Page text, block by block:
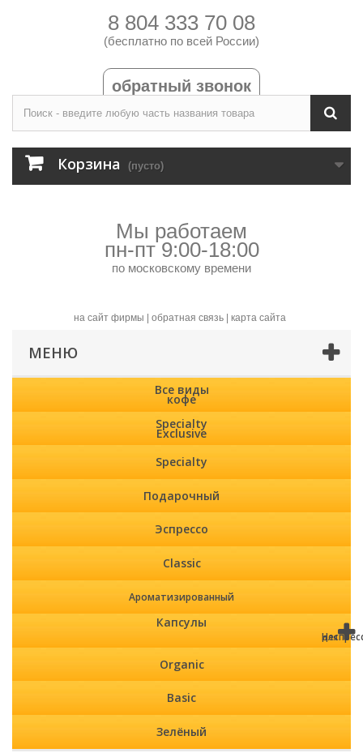
8 804 333 70 08
(бесплатно по всей России)
обратный звонок
Корзина (пусто)
Мы работаем
пн-пт 9:00-18:00
по московскому времени
на сайт фирмы обратная связь карта сайта
МЕНЮ
Все виды
кофе
Specialty
Exclusive
Specialty
Подарочный
Эспрессо
Classic
Ароматизированный
Капсулы
для
Organic
Basic
Зелёный